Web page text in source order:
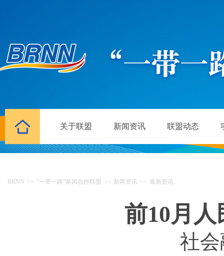
关于联盟 新闻资讯 联盟动态
BRNN >> “一带一路”新闻合作联盟 >> 新闻资讯 >> 最新资讯
前10月人
社